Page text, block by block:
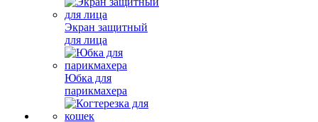
Экран защитный
для лица
Юбка для
парикмахера